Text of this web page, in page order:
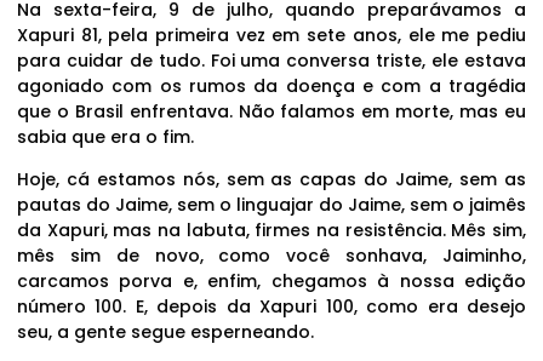
Na sexta-feira, 9 de julho, quando preparávamos a
Xapuri 81, pela primeira vez em sete anos, ele me pediu
para cuidar de tudo. Foi uma conversa triste, ele estava
agoniado com os rumos da doença e com a tragédia
que o Brasil enfrentava. Não falamos em morte, mas eu
sabia que era o fim.
Hoje, cá estamos nós, sem as capas do Jaime, sem as
pautas do Jaime, sem o linguajar do Jaime, sem o jaimês
da Xapuri, mas na labuta, firmes na resistência. Mês sim,
mês sim de novo, como você sonhava, Jaiminho,
carcamos porva e, enfim, chegamos à nossa edição
número 100. E, depois da Xapuri 100, como era desejo
seu, a gente segue esperneando.